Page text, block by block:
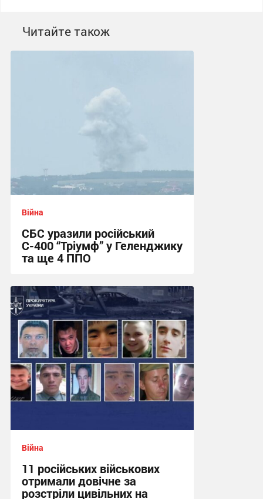
Читайте також
Війна
СБС уразили російський
С-400 “Тріумф” у Геленджику
та ще 4 ППО
12:11 сьогодні
Війна
11 російських військових
отримали довічне за
розстріли цивільних на